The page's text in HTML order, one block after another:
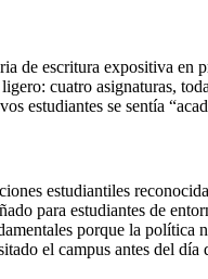
de escritura expositiva
cuatro asignaturas,
estudiantes se sentía
estudiantiles
para estudiantes de
porque la
el campus antes del día